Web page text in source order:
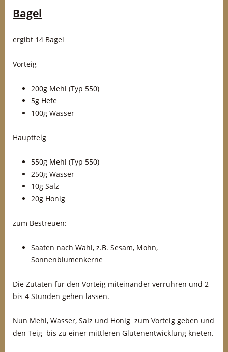
Bagel
ergibt 14 Bagel
Vorteig
200g Mehl (Typ 550)
5g Hefe
100g Wasser
Hauptteig
550g Mehl (Typ 550)
250g Wasser
10g Salz
20g Honig
zum Bestreuen:
Saaten nach Wahl, z.B. Sesam, Mohn,
Sonnenblumenkerne
Die Zutaten für den Vorteig miteinander verrühren und 2
bis 4 Stunden gehen lassen.
Nun Mehl, Wasser, Salz und Honig zum Vorteig geben und
den Teig bis zu einer mittleren Glutenentwicklung kneten.